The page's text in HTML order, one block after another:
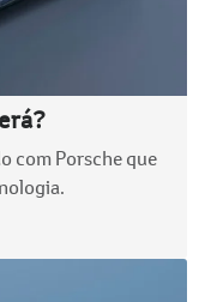
com Porsche que